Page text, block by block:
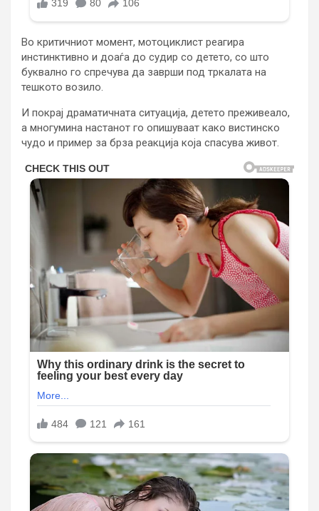
Во критичниот момент, мотоциклист реагира
инстинктивно и доаѓа до судир со детето, со што
буквално го спречува да заврши под тркалата на
тешкото возило.
И покрај драматичната ситуација, детето преживеало,
а многумина настанот го опишуваат како вистинско
чудо и пример за брза реакција која спасува живот.